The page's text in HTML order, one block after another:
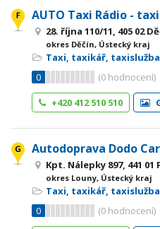
AUTO Taxi Rádio -
28. října 110/11, 405 02
okres Děčín, Ústecký kraj
Taxi, taxikář, taxislužba
0
(0 hodnocení)
+420 412 510 510
Autodoprava Dodo Car
Kpt. Nálepky 897, 441
okres Louny, Ústecký kraj
Taxi, taxikář, taxislužba
0
(0 hodnocení)